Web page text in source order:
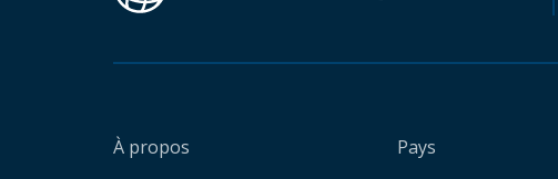
À propos Pays